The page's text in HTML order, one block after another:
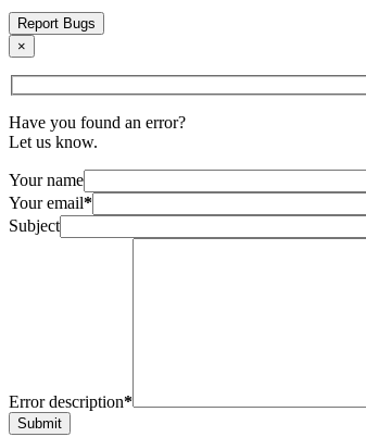
Report Bugs
×
Have you found an error?
Let us know.
Your name
Your email*
Subject
Error description*